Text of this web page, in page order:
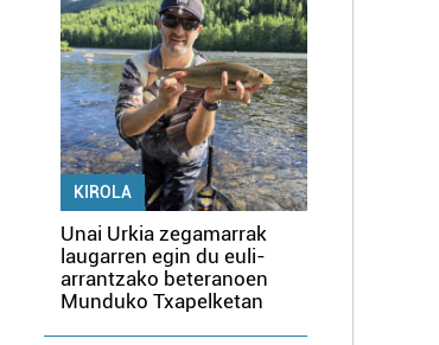
KIROLA
Unai Urkia zegamarrak
laugarren egin du euli-
arrantzako beteranoen
Munduko Txapelketan